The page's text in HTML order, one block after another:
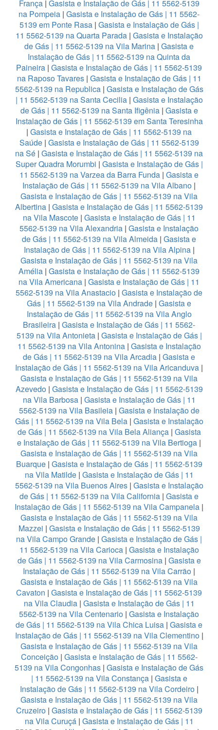
França | Gasista e Instalação de Gás | 11 5562-5139
na Pompeia | Gasista e Instalação de Gás | 11 5562-
5139 em Ponte Rasa| Gasista e Instalação de Gás |
11 5562-5139 na Quarta Parada| Gasista e Instalação
de Gás | 11 5562-5139 na Vila Marina | Gasista e
Instalação de Gás | 11 5562-5139 na Quinta da
Paineira | Gasista e Instalação de Gás | 11 5562-5139
na Raposo Tavares| Gasista e Instalação de Gás | 11
5562-5139 na Republica| Gasista e Instalação de Gás
| 11 5562-5139 na Santa Cecilia| Gasista e Instalação
de Gás | 11 5562-5139 na Santa Ifigênia | Gasista e
Instalação de Gás | 11 5562-5139 em Santa Teresinha
| Gasista e Instalação de Gás | 11 5562-5139 na
Saúde| Gasista e Instalação de Gás | 11 5562-5139
na Sé | Gasista e Instalação de Gás | 11 5562-5139 na
Super Quadra Morumbi | Gasista e Instalação de Gás |
11 5562-5139 na Varzea da Barra Funda | Gasista e
Instalação de Gás | 11 5562-5139 na Vila Albano |
Gasista e Instalação de Gás | 11 5562-5139 na Vila
Albertina | Gasista e Instalação de Gás | 11 5562-5139
na Vila Mascote| Gasista e Instalação de Gás | 11
5562-5139 na Vila Alexandria | Gasista e Instalação
de Gás | 11 5562-5139 na Vila Almeida | Gasista e
Instalação de Gás | 11 5562-5139 na Vila Alpina |
Gasista e Instalação de Gás | 11 5562-5139 na Vila
Amélia | Gasista e Instalação de Gás | 11 5562-5139
na Vila Americana | Gasista e Instalação de Gás | 11
5562-5139 na Vila Anastacio | Gasista e Instalação de
Gás | 11 5562-5139 na Vila Andrade | Gasista e
Instalação de Gás | 11 5562-5139 na Vila Anglo
Brasileira | Gasista e Instalação de Gás | 11 5562-
5139 na Vila Antonieta| Gasista e Instalação de Gás |
11 5562-5139 na Vila Antonina| Gasista e Instalação
de Gás | 11 5562-5139 na Vila Arcadia | Gasista e
Instalação de Gás | 11 5562-5139 na Vila Aricanduva |
Gasista e Instalação de Gás | 11 5562-5139 na Vila
Azevedo| Gasista e Instalação de Gás | 11 5562-5139
na Vila Barbosa| Gasista e Instalação de Gás | 11
5562-5139 na Vila Basileia| Gasista e Instalação de
Gás | 11 5562-5139 na Vila Bela| Gasista e Instalação
de Gás | 11 5562-5139 na Vila Bela Aliança| Gasista
e Instalação de Gás | 11 5562-5139 na Vila Bertioga |
Gasista e Instalação de Gás | 11 5562-5139 na Vila
Buarque| Gasista e Instalação de Gás | 11 5562-5139
na Vila Matilde| Gasista e Instalação de Gás | 11
5562-5139 na Vila Buenos Aires| Gasista e Instalação
de Gás | 11 5562-5139 na Vila California | Gasista e
Instalação de Gás | 11 5562-5139 na Vila Campanela |
Gasista e Instalação de Gás | 11 5562-5139 na Vila
Mazzei | Gasista e Instalação de Gás | 11 5562-5139
na Vila Campo Grande | Gasista e Instalação de Gás |
11 5562-5139 na Vila Carioca| Gasista e Instalação
de Gás | 11 5562-5139 na Vila Carmosina| Gasista e
Instalação de Gás | 11 5562-5139 na Vila Carrão |
Gasista e Instalação de Gás | 11 5562-5139 na Vila
Cavaton | Gasista e Instalação de Gás | 11 5562-5139
na Vila Claudia| Gasista e Instalação de Gás | 11
5562-5139 na Vila Centenario | Gasista e Instalação
de Gás | 11 5562-5139 na Vila Chica Luisa | Gasista e
Instalação de Gás | 11 5562-5139 na Vila Clementino|
Gasista e Instalação de Gás | 11 5562-5139 na Vila
Conceição| Gasista e Instalação de Gás | 11 5562-
5139 na Vila Congonhas | Gasista e Instalação de Gás
| 11 5562-5139 na Vila Constança| Gasista e
Instalação de Gás | 11 5562-5139 na Vila Cordeiro|
Gasista e Instalação de Gás | 11 5562-5139 na Vila
Cruzeiro | Gasista e Instalação de Gás | 11 5562-5139
na Vila Curuçá | Gasista e Instalação de Gás | 11